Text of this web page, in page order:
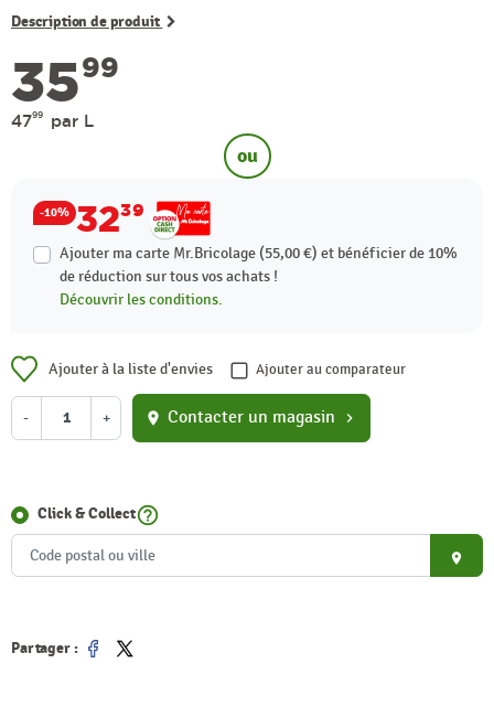
Description de produit
3599
4799 par L
ou
-10% 3239
Ajouter ma carte Mr.Bricolage (55,00 €) et bénéficier de 10%
de réduction sur tous vos achats !
Découvrir les conditions.
Ajouter à la liste d'envies Ajouter au comparateur
- + location_on Contacter un magasin chevron_right
Click & Collecthelp_outline
place
Partager :
Partager
Tweet